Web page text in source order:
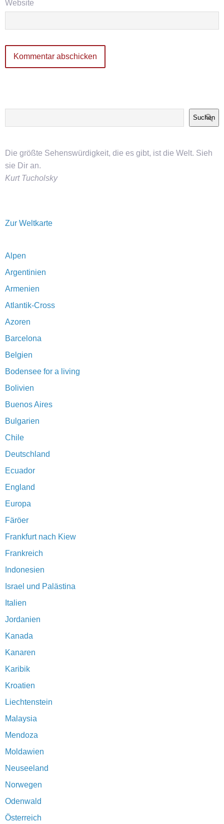
Website
Suchen
Die größte Sehenswürdigkeit, die es gibt, ist die Welt. Sieh
sie Dir an.
Kurt Tucholsky
Zur Weltkarte
Alpen
Argentinien
Armenien
Atlantik-Cross
Azoren
Barcelona
Belgien
Bodensee for a living
Bolivien
Buenos Aires
Bulgarien
Chile
Deutschland
Ecuador
England
Europa
Färöer
Frankfurt nach Kiew
Frankreich
Indonesien
Israel und Palästina
Italien
Jordanien
Kanada
Kanaren
Karibik
Kroatien
Liechtenstein
Malaysia
Mendoza
Moldawien
Neuseeland
Norwegen
Odenwald
Österreich